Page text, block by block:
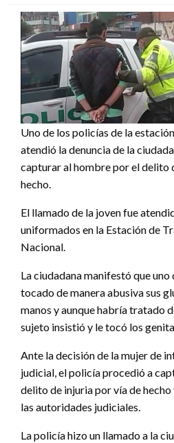
Uno de los policías de la
atendió la denuncia de la
capturar al hombre por el delito
hecho.
El llamado de la joven fue
uniformados en la Estación de
Nacional.
La ciudadana manifestó que
tocado de manera abusiva sus
manos y aunque habría tratado
sujeto insistió y le tocó los
Ante la decisión de la mujer de
judicial, el policía procedió a
delito de injuria por vía de
las autoridades judiciales.
La policía hizo un llamado a la